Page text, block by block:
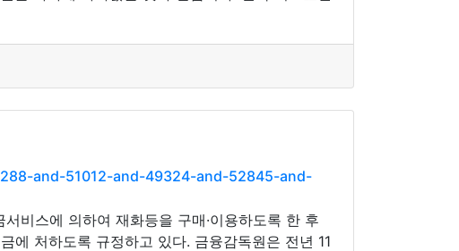
and-51012-and-49324-and-52845-and-
비스에 의하여 재화등을 구매·이용하도록 한 후
에 처하도록 규정하고 있다. 금융감독원은 전년 11